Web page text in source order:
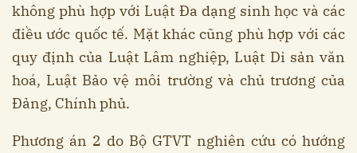
không phù hợp với Luật Đa dạng sinh học và các
điều ước quốc tế. Mặt khác cũng phù hợp với các
quy định của Luật Lâm nghiệp, Luật Di sản văn
hoá, Luật Bảo vệ môi trường và chủ trương của
Đảng, Chính phủ.
Phương án 2 do Bộ GTVT nghiên cứu có hướng